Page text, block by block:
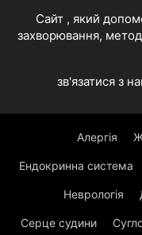
Cайт , який
захворювання,
зв'язатися з
Алергія
Ендокринна система
Неврологія
Серце судини